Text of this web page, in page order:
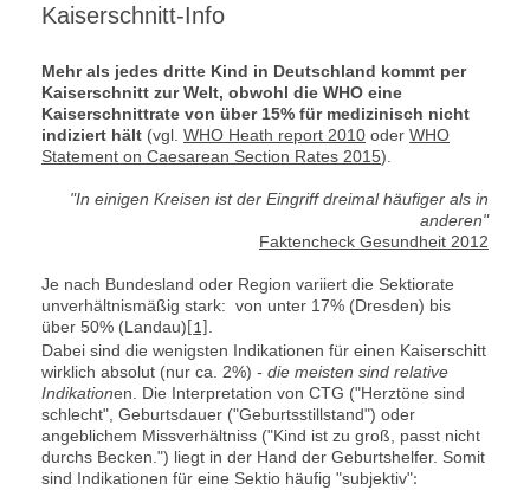
Kaiserschnitt-Info
Mehr als jedes dritte Kind in Deutschland kommt per
Kaiserschnitt zur Welt, obwohl die WHO eine
Kaiserschnittrate von über 15% für medizinisch nicht
indiziert hält (vgl. WHO Heath report 2010 oder WHO
Statement on Caesarean Section Rates 2015).
"In einigen Kreisen ist der Eingriff dreimal häufiger als in
anderen"
Faktencheck Gesundheit 2012
Je nach Bundesland oder Region variiert die Sektiorate
unverhältnismäßig stark: von unter 17% (Dresden) bis
über 50% (Landau) [1]
Dabei sind die wenigsten Indikationen für einen Kaiserschitt
wirklich absolut (nur ca. 2%) - die meisten sind relative
Indikationen. Die Interpretation von CTG ("Herztöne sind
schlecht", Geburtsdauer ("Geburtsstillstand") oder
angeblichem Missverhältniss ("Kind ist zu groß, passt nicht
durchs Becken.") liegt in der Hand der Geburtshelfer. Somit
sind Indikationen für eine Sektio häufig "subjektiv":